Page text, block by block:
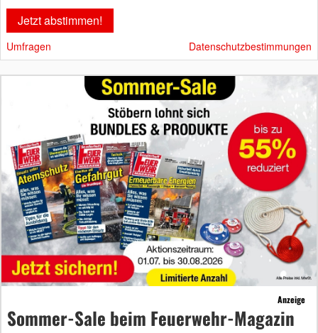
Umfragen Datenschutzbestimmungen
Anzeige
Sommer-Sale beim Feuerwehr-Magazin